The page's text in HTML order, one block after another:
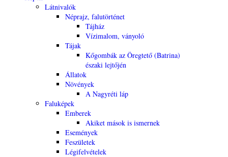
Látnivalók
Néprajz, falutörténet
Tájház
Vízimalom, ványoló
Tájak
Kőgombák az Öregtető (Batrina)
északi lejtőjén
Állatok
Növények
A Nagyréti láp
Faluképek
Emberek
Akiket mások is ismernek
Események
Feszületek
Légifelvételek